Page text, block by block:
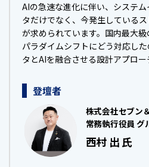
AIの急速な進化に伴い、システ
タだけでなく、今発生している
が求められています。国内最大
パラダイムシフトにどう対応し
タとAIを融合させる設計アプロー
登壇者
株式会社セブン
常務執行役員 グ
西村 出 氏